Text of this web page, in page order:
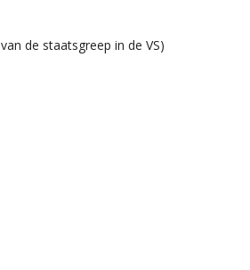
de staatsgreep in de VS)